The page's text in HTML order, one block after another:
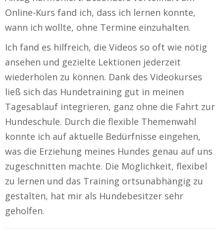
Online-Kurs fand ich, dass ich lernen konnte,
wann ich wollte, ohne Termine einzuhalten.
Ich fand es hilfreich, die Videos so oft wie nötig
ansehen und gezielte Lektionen jederzeit
wiederholen zu können. Dank des Videokurses
ließ sich das Hundetraining gut in meinen
Tagesablauf integrieren, ganz ohne die Fahrt zur
Hundeschule. Durch die flexible Themenwahl
konnte ich auf aktuelle Bedürfnisse eingehen,
was die Erziehung meines Hundes genau auf uns
zugeschnitten machte. Die Möglichkeit, flexibel
zu lernen und das Training ortsunabhängig zu
gestalten, hat mir als Hundebesitzer sehr
geholfen.